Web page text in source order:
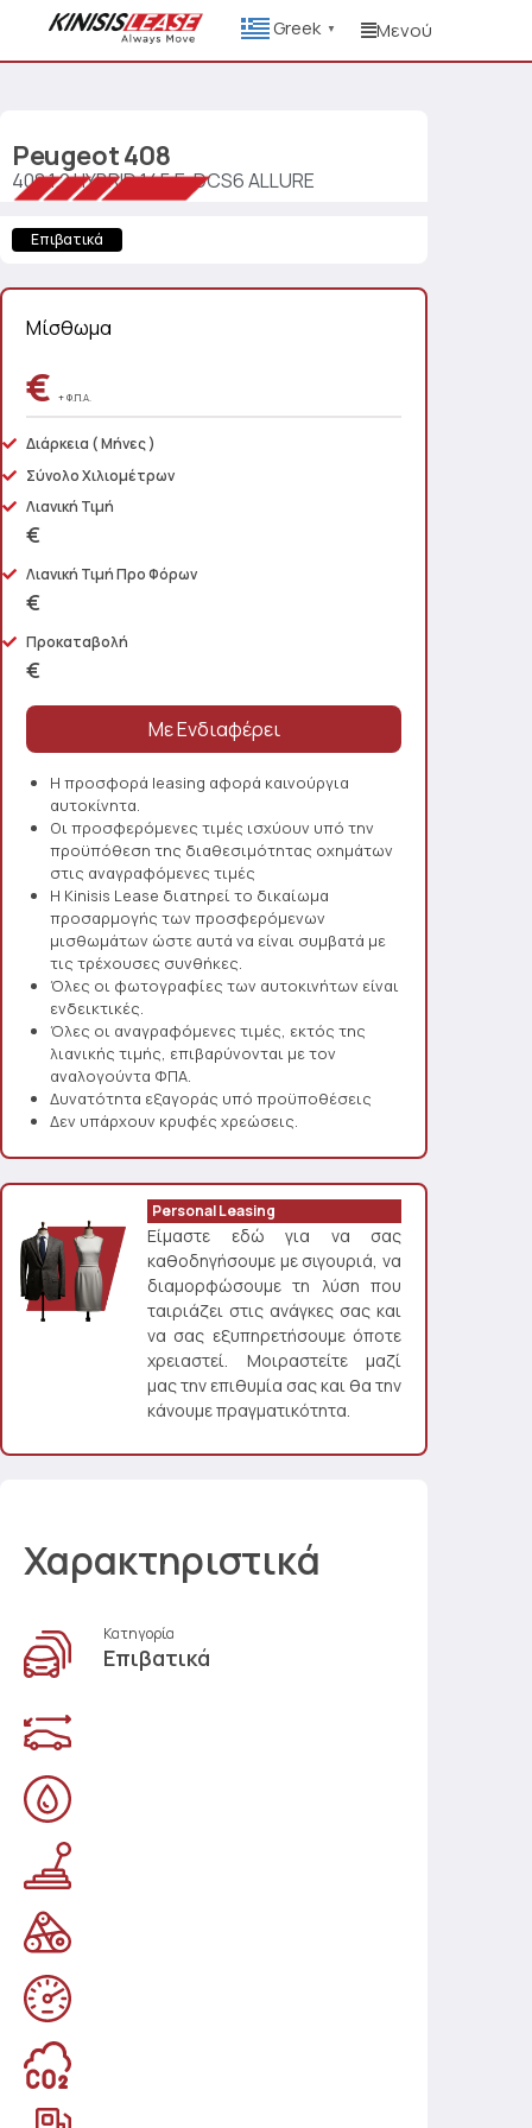
Greek ▼ Μενού
Peugeot408
408 1.2 HYBRID 145 E-DCS6 ALLURE
Επιβατικά
Μίσθωμα
€ + Φ.Π.Α.
Διάρκεια ( Μήνες )
Σύνολο Χιλιομέτρων
Λιανική Τιμή
€
Λιανική Τιμή Προ Φόρων
€
Προκαταβολή
€
Η προσφορά leasing αφορά καινούργια
αυτοκίνητα.
Οι προσφερόμενες τιμές ισχύουν υπό την
προϋπόθεση της διαθεσιμότητας οχημάτων
στις αναγραφόμενες τιμές
Η Kinisis Lease διατηρεί το δικαίωμα
προσαρμογής των προσφερόμενων
μισθωμάτων ώστε αυτά να είναι συμβατά με
τις τρέχουσες συνθήκες.
Όλες οι φωτογραφίες των αυτοκινήτων είναι
ενδεικτικές.
Όλες οι αναγραφόμενες τιμές, εκτός της
λιανικής τιμής, επιβαρύνονται με τον
αναλογούντα ΦΠΑ.
Δυνατότητα εξαγοράς υπό προϋποθέσεις
Δεν υπάρχουν κρυφές χρεώσεις.
Personal Leasing
Είμαστε εδώ για να σας
καθοδηγήσουμε με σιγουριά, να
διαμορφώσουμε τη λύση που
ταιριάζει στις ανάγκες σας και
να σας εξυπηρετήσουμε όποτε
χρειαστεί. Μοιραστείτε μαζί
μας την επιθυμία σας και θα την
κάνουμε πραγματικότητα.
Χαρακτηριστικά
Κατηγορία
Επιβατικά